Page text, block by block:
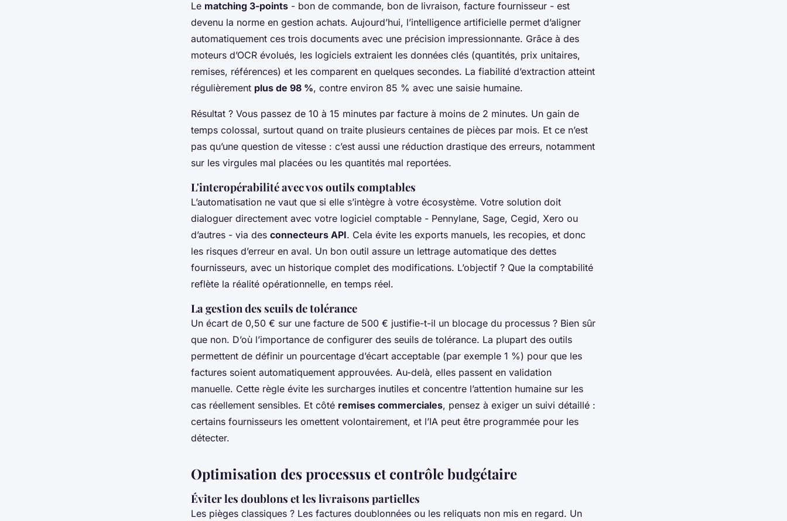
Le matching 3-points - bon de commande, bon de livraison, facture fournisseur - est
devenu la norme en gestion achats. Aujourd’hui, l’intelligence artificielle permet d’aligner
automatiquement ces trois documents avec une précision impressionnante. Grâce à des
moteurs d’OCR évolués, les logiciels extraient les données clés (quantités, prix unitaires,
remises, références) et les comparent en quelques secondes. La fiabilité d’extraction atteint
régulièrement plus de 98 %, contre environ 85 % avec une saisie humaine.
Résultat ? Vous passez de 10 à 15 minutes par facture à moins de 2 minutes. Un gain de
temps colossal, surtout quand on traite plusieurs centaines de pièces par mois. Et ce n’est
pas qu’une question de vitesse : c’est aussi une réduction drastique des erreurs, notamment
sur les virgules mal placées ou les quantités mal reportées.
L'interopérabilité avec vos outils comptables
L’automatisation ne vaut que si elle s’intègre à votre écosystème. Votre solution doit
dialoguer directement avec votre logiciel comptable - Pennylane, Sage, Cegid, Xero ou
d’autres - via des connecteurs API. Cela évite les exports manuels, les recopies, et donc
les risques d’erreur en aval. Un bon outil assure un lettrage automatique des dettes
fournisseurs, avec un historique complet des modifications. L’objectif ? Que la comptabilité
reflète la réalité opérationnelle, en temps réel.
La gestion des seuils de tolérance
Un écart de 0,50 € sur une facture de 500 € justifie-t-il un blocage du processus ? Bien sûr
que non. D’où l’importance de configurer des seuils de tolérance. La plupart des outils
permettent de définir un pourcentage d’écart acceptable (par exemple 1 %) pour que les
factures soient automatiquement approuvées. Au-delà, elles passent en validation
manuelle. Cette règle évite les surcharges inutiles et concentre l’attention humaine sur les
cas réellement sensibles. Et côté remises commerciales, pensez à exiger un suivi détaillé :
certains fournisseurs les omettent volontairement, et l’IA peut être programmée pour les
détecter.
Optimisation des processus et contrôle budgétaire
Éviter les doublons et les livraisons partielles
Les pièges classiques ? Les factures doublonnées ou les reliquats non mis en regard. Un